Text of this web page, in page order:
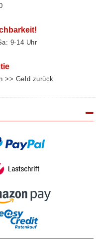
9‑14 Uhr
>> Geld zurück